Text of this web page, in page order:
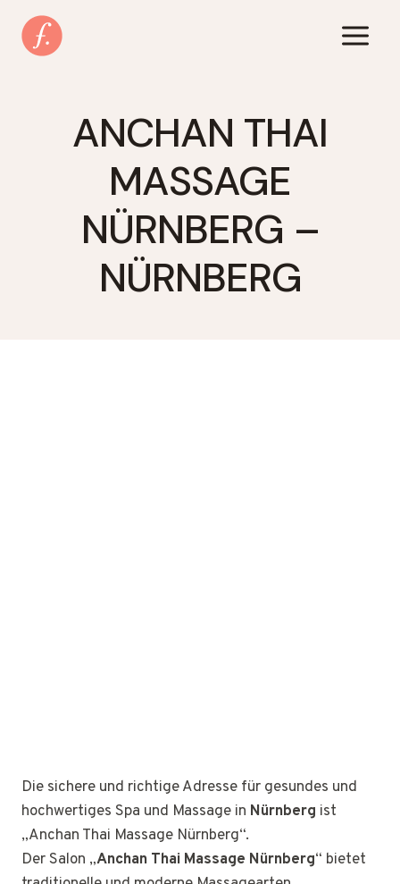
Inhalt
springen
ANCHAN THAI
MASSAGE
NÜRNBERG –
NÜRNBERG
Die sichere und richtige Adresse für gesundes und
hochwertiges Spa und Massage in Nürnberg ist
„Anchan Thai Massage Nürnberg“.
Der Salon „Anchan Thai Massage Nürnberg“ bietet